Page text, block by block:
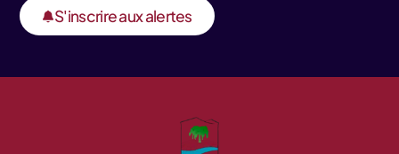
S'inscrire aux alertes